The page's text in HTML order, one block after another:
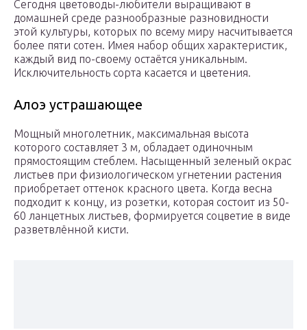
Сегодня цветоводы-любители выращивают в
домашней среде разнообразные разновидности
этой культуры, которых по всему миру насчитывается
более пяти сотен. Имея набор общих характеристик,
каждый вид по-своему остаётся уникальным.
Исключительность сорта касается и цветения.
Алоэ устрашающее
Мощный многолетник, максимальная высота
которого составляет 3 м, обладает одиночным
прямостоящим стеблем. Насыщенный зеленый окрас
листьев при физиологическом угнетении растения
приобретает оттенок красного цвета. Когда весна
подходит к концу, из розетки, которая состоит из 50-
60 ланцетных листьев, формируется соцветие в виде
разветвлённой кисти.